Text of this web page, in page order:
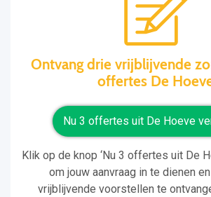
Ontvang drie vrijblijvende
offertes De
Nu 3 offertes uit De Hoeve
Klik op de knop ‘Nu 3 offertes uit De
om jouw aanvraag in te dienen
vrijblijvende voorstellen te